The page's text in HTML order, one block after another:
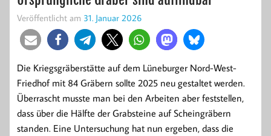
Veröffentlicht am 31. Januar 2026
Die Kriegsgräberstätte auf dem Lüneburger Nord-West-
Friedhof mit 84 Gräbern sollte 2025 neu gestaltet werden.
Überrascht musste man bei den Arbeiten aber feststellen,
dass über die Hälfte der Grabsteine auf Scheingräbern
standen. Eine Untersuchung hat nun ergeben, dass die